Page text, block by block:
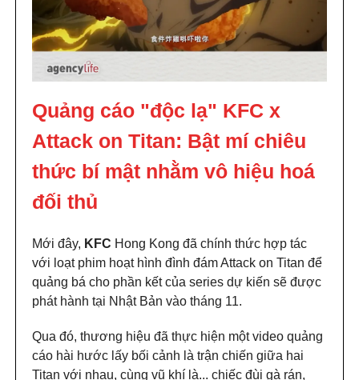
Quảng cáo "độc lạ" KFC x
Attack on Titan: Bật mí chiêu
thức bí mật nhằm vô hiệu hoá
đối thủ
Mới đây, KFC Hong Kong đã chính thức hợp tác
với loạt phim hoạt hình đình đám Attack on Titan để
quảng bá cho phần kết của series dự kiến ​​​​sẽ được
phát hành tại Nhật Bản vào tháng 11.
Qua đó, thương hiệu đã thực hiện một video quảng
cáo hài hước lấy bối cảnh là trận chiến giữa hai
Titan với nhau, cùng vũ khí là... chiếc đùi gà rán,